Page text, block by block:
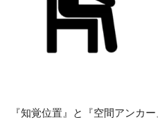
『知覚位置 』と『空間アンカー